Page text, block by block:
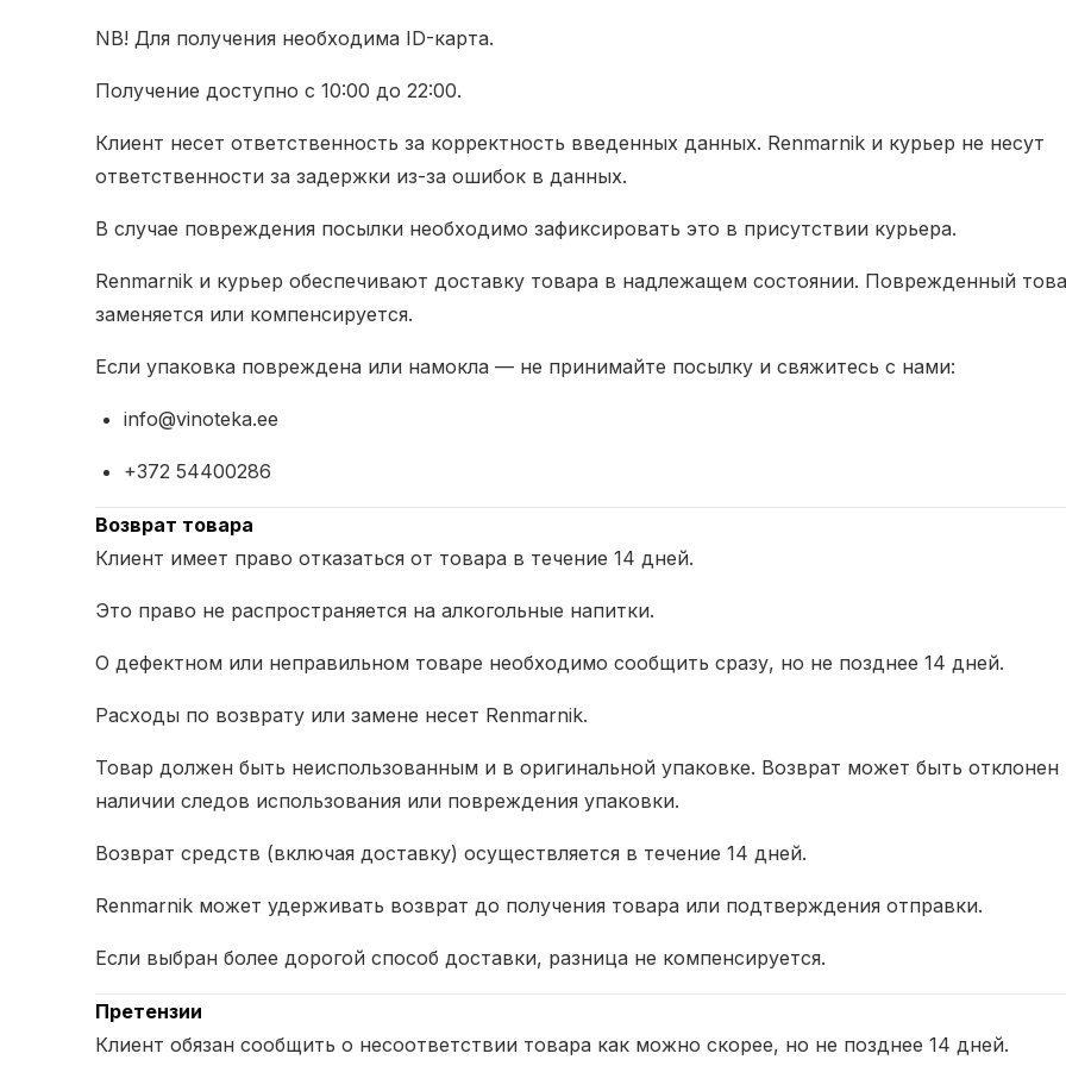
NB! Для получения необходима ID-карта.
Получение доступно с 10:00 до 22:00.
Клиент несет ответственность за корректность введенных данных. Renmarnik и курьер не несут
ответственности за задержки из-за ошибок в данных.
В случае повреждения посылки необходимо зафиксировать это в присутствии курьера.
Renmarnik и курьер обеспечивают доставку товара в надлежащем состоянии. Поврежденный
заменяется или компенсируется.
Если упаковка повреждена или намокла — не принимайте посылку и свяжитесь с нами:
info@vinoteka.ee
+372 54400286
Возврат товара
Клиент имеет право отказаться от товара в течение 14 дней.
Это право не распространяется на алкогольные напитки.
О дефектном или неправильном товаре необходимо сообщить сразу, но не позднее 14 дней.
Расходы по возврату или замене несет Renmarnik.
Товар должен быть неиспользованным и в оригинальной упаковке. Возврат может быть отклонен
наличии следов использования или повреждения упаковки.
Возврат средств (включая доставку) осуществляется в течение 14 дней.
Renmarnik может удерживать возврат до получения товара или подтверждения отправки.
Если выбран более дорогой способ доставки, разница не компенсируется.
Претензии
Клиент обязан сообщить о несоответствии товара как можно скорее, но не позднее 14 дней.